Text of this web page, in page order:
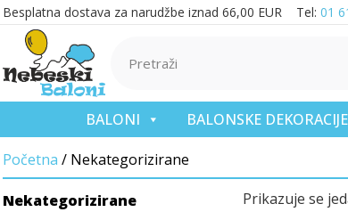
Besplatna dostava za narudžbe iznad 66,00 EUR Tel: 01
BALONI BALONSKE DEKORACIJE
Početna / Nekategorizirane
Nekategorizirane Prikazuje se